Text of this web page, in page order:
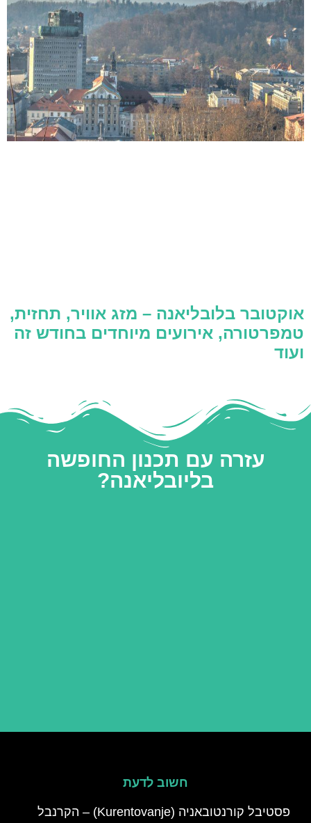
אוקטובר בלובליאנה – מזג אוויר, תחזית,
טמפרטורה, אירועים מיוחדים בחודש זה
ועוד
עזרה עם תכנון החופשה
בליובליאנה?
חשוב לדעת
פסטיבל קורנטובאניה (Kurentovanje) – הקרנבל